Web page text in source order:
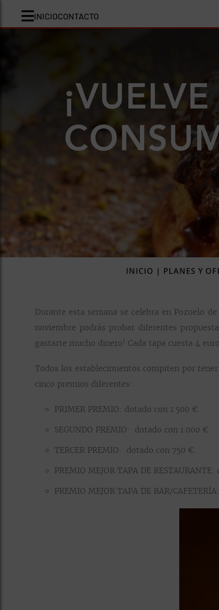
INICIOCONTACTO
INICIO | PLANES Y
Durante esta semana se celebra en Pozuelo
noviembre podrás probar diferentes
gastarte mucho dinero! Cada tapa cuesta 4
Todos los establecimientos compiten por
cinco premios diferentes:
PRIMER PREMIO: dotado con 1.500 €.
SEGUNDO PREMIO: dotado con 1.000 €.
TERCER PREMIO: dotado con 750 €.
PREMIO MEJOR TAPA DE
PREMIO MEJOR TAPA DE BAR/